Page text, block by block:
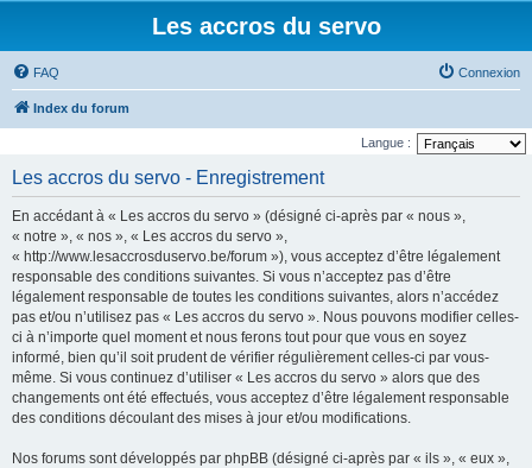
Les accros du servo
FAQ Connexion
Index du forum
Langue :
Les accros du servo - Enregistrement
En accédant à « Les accros du servo » (désigné ci-après par « nous »,
« notre », « nos », « Les accros du servo »,
« http://www.lesaccrosduservo.be/forum »), vous acceptez d’être légalement
responsable des conditions suivantes. Si vous n’acceptez pas d’être
légalement responsable de toutes les conditions suivantes, alors n’accédez
pas et/ou n’utilisez pas « Les accros du servo ». Nous pouvons modifier celles-
ci à n’importe quel moment et nous ferons tout pour que vous en soyez
informé, bien qu’il soit prudent de vérifier régulièrement celles-ci par vous-
même. Si vous continuez d’utiliser « Les accros du servo » alors que des
changements ont été effectués, vous acceptez d’être légalement responsable
des conditions découlant des mises à jour et/ou modifications.
Nos forums sont développés par phpBB (désigné ci-après par « ils », « eux »,